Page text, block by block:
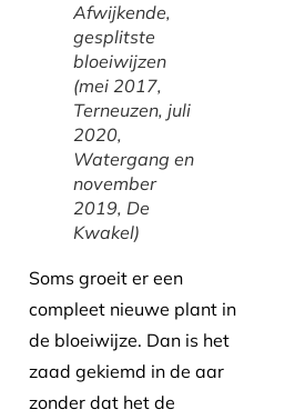
Afwijkende,
gesplitste
bloeiwijzen
(mei 2017,
Terneuzen, juli
2020,
Watergang en
november
2019, De
Kwakel)
Soms groeit er een
compleet nieuwe plant in
de bloeiwijze. Dan is het
zaad gekiemd in de aar
zonder dat het de